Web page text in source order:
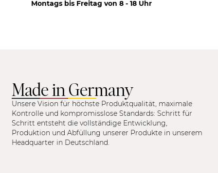
Montags bis Freitag von 8 - 18 Uhr
Made in Germany
Unsere Vision für höchste Produktqualität, maximale
Kontrolle und kompromisslose Standards: Schritt für
Schritt entsteht die vollständige Entwicklung,
Produktion und Abfüllung unserer Produkte in unserem
Headquarter in Deutschland.